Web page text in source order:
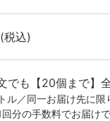
税込)
でも【20個まで】
ル／同一お届け先に限
分の手数料でお届け